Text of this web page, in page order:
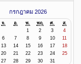
กรกฎาคม 2026
จ. อ. พ. พฤ. ศ.
ส.
1
2 3
4
6 7 8 9 10
11
13 14 15 16 17
18
20 21 22 23 24
25
27 28 29 30 31